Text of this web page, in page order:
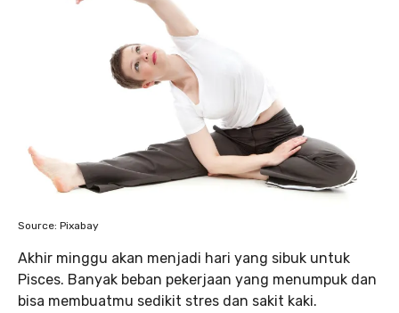
Source: Pixabay
Akhir minggu akan menjadi hari yang sibuk untuk
Pisces. Banyak beban pekerjaan yang menumpuk dan
bisa membuatmu sedikit stres dan sakit kaki.